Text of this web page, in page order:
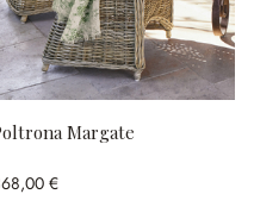
Margate
€